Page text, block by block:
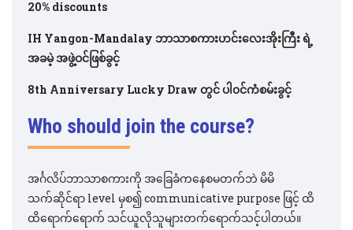
20% discounts
IH Yangon-Mandalay ဘာသာစကားဟင်းလေးအိုးကြီး ရဲ့
အခမဲ့ အဖွဲ့ဝင်ဖြစ်ခွင့်
8th Anniversary Lucky Draw တွင် ပါ၀င်ကံစမ်းခွင့်
Who should join the course?
အင်္ဂလိပ်ဘာသာစကားကို အခြေခံကနေစမတက်ဘဲ မိမိ
သက်ဆိုင်ရာ level မှစ၍ communicative purpose ဖြင့် ထိ
ထိရောက်ရောက် သင်ယူလိုသူများတက်ရောက်သင့်ပါတယ်။